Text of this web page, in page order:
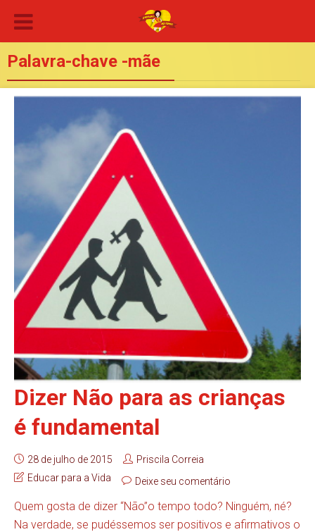
Palavra-chave -mãe
Dizer Não para as crianças
é fundamental
28 de julho de 2015
Priscila Correia
Educar para a Vida
Deixe seu comentário
Quem gosta de dizer “Não”o tempo todo? Ninguém, né?
Na verdade, se pudéssemos ser positivos e afirmativos o